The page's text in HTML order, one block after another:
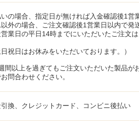
の場合、指定日が無ければ入金確認後1営
外の場合、ご注文確認後1営業日以内で発
業日の平日14時までにいただいたご注文
日祝日はお休みをいただいております。）
間以上を過ぎてもご注文いただいた製品が
お問合わせください。
換、クレジットカード、コンビニ後払い